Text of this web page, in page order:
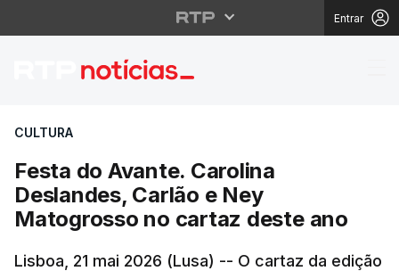
Entrar
Festa do Avante.
CULTURA
Festa do Avante. Carolina
Deslandes, Carlão e Ney
Matogrosso no cartaz deste ano
Lisboa, 21 mai 2026 (Lusa) -- O cartaz da edição